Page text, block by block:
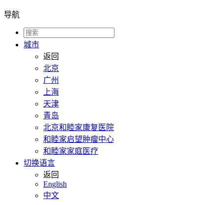
导航
城市
返回
北京
广州
上海
天津
青岛
北京和睦家康复医院
和睦家启望肿瘤中心
和睦家家庭医疗
切换语言
返回
English
中文